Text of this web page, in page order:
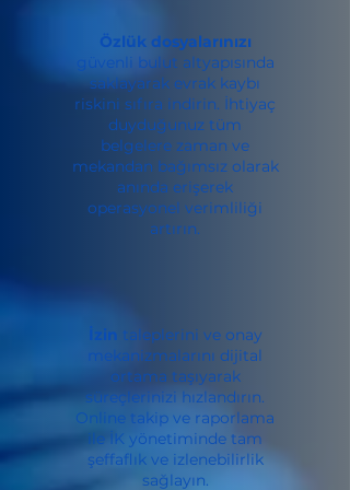
Özlük dosyalarınızı
güvenli bulut altyapısında
saklayarak evrak kaybı
riskini sıfıra indirin. İhtiyaç
duyduğunuz tüm
belgelere zaman ve
mekandan bağımsız olarak
anında erişerek
operasyonel verimliliği
artırın.
İzin taleplerini ve onay
mekanizmalarını dijital
ortama taşıyarak
süreçlerinizi hızlandırın.
Online takip ve raporlama
ile İK yönetiminde tam
şeffaflık ve izlenebilirlik
sağlayın.